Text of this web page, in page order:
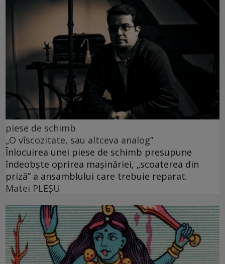
piese de schimb
„O vîscozitate, sau altceva analog”
Înlocuirea unei piese de schimb presupune
îndeobște oprirea mașinăriei, „scoaterea din
priză” a ansamblului care trebuie reparat.
Matei PLEŞU